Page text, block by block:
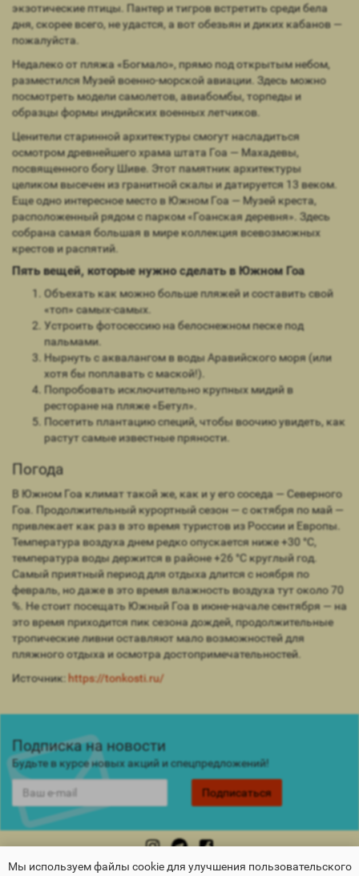
экзотические птицы. Пантер и тигров встретить среди бела
дня, скорее всего, не удастся, а вот обезьян и диких кабанов —
пожалуйста.
Недалеко от пляжа «Богмало», прямо под открытым небом,
разместился Музей военно-морской авиации. Здесь можно
посмотреть модели самолетов, авиабомбы, торпеды и
образцы формы индийских военных летчиков.
Ценители старинной архитектуры смогут насладиться
осмотром древнейшего храма штата Гоа — Махадевы,
посвященного богу Шиве. Этот памятник архитектуры
целиком высечен из гранитной скалы и датируется 13 веком.
Еще одно интересное место в Южном Гоа — Музей креста,
расположенный рядом с парком «Гоанская деревня». Здесь
собрана самая большая в мире коллекция всевозможных
крестов и распятий.
Пять вещей, которые нужно сделать в Южном Гоа
Объехать как можно больше пляжей и составить свой
«топ» самых-самых.
Устроить фотосессию на белоснежном песке под
пальмами.
Нырнуть с аквалангом в воды Аравийского моря (или
хотя бы поплавать с маской!).
Попробовать исключительно крупных мидий в
ресторане на пляже «Бетул».
Посетить плантацию специй, чтобы воочию увидеть, как
растут самые известные пряности.
Погода
В Южном Гоа климат такой же, как и у его соседа — Северного
Гоа. Продолжительный курортный сезон — с октября по май —
привлекает как раз в это время туристов из России и Европы.
Температура воздуха днем редко опускается ниже +30 °С,
температура воды держится в районе +26 °С круглый год.
Самый приятный период для отдыха длится с ноября по
февраль, но даже в это время влажность воздуха тут около 70
%. Не стоит посещать Южный Гоа в июне-начале сентября — на
это время приходится пик сезона дождей, продолжительные
тропические ливни оставляют мало возможностей для
пляжного отдыха и осмотра достопримечательностей.
Источник: https://tonkosti.ru/
Подписка на новости
Будьте в курсе новых акций и спецпредложений!
Подписаться
Мы используем файлы cookie для улучшения пользовательского